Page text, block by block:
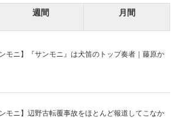
週間 月間
ンモニ】『サンモニ』は犬笛のトップ奏者｜藤原か
ンモニ】辺野古転覆事故をほとんど報道してこなか